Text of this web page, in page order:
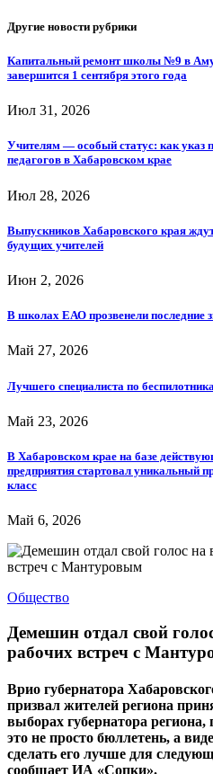
Другие новости рубрики
Капитальный ремонт школы №9 в
завершится 1 сентября этого года
Июл 31, 2026
Учителям — особый статус: как указ
педагогов в Хабаровском крае
Июл 28, 2026
Выпускников Хабаровского края
будущих учителей
Июн 2, 2026
В школах ЕАО прозвенели последние
Май 27, 2026
Лучшего специалиста по
Май 23, 2026
В Хабаровском крае на базе
предприятия стартовал уникальный
класс
Май 6, 2026
Общество
Демешин отдал свой
рабочих встреч с
Врио губернатора
призвал жителей региона
выборах губернатора региона,
это не просто бюллетень, а
сделать его лучше для
сообщает ИА «Сопки».